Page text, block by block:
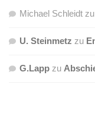
Michael Schleidt zu
U. Steinmetz zu
G.Lapp zu